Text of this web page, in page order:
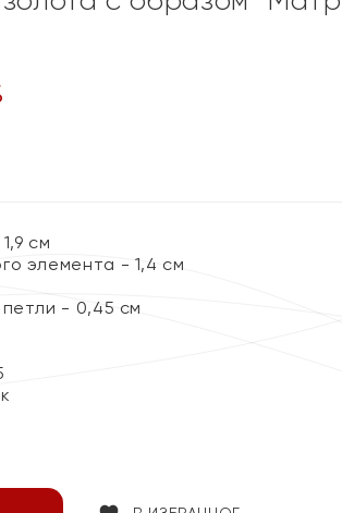
см
элемента - 1,4 см
- 0,45 см